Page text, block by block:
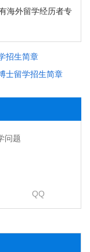
海外留学经历者专
招生简章
士留学招生简章
问题
QQ